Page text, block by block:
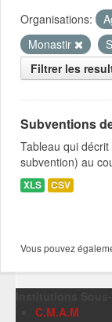
Organisations:
Monastir
Filtrer les
Subventions
Tableau qui
subvention) au
XLS CSV
Vous pouvez
C.M.A.M